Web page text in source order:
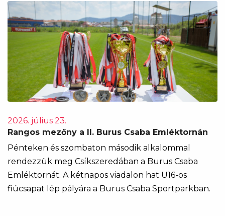
2026. július 23.
Rangos mezőny a II. Burus Csaba Emléktornán
Pénteken és szombaton második alkalommal
rendezzük meg Csíkszeredában a Burus Csaba
Emléktornát. A kétnapos viadalon hat U16-os
fiúcsapat lép pályára a Burus Csaba Sportparkban.